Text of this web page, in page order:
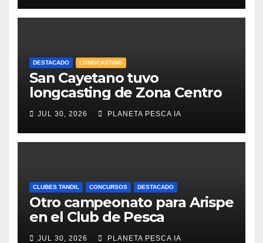
DESTACADO LONGCASTING
San Cayetano tuvo
longcasting de Zona Centro
JUL 30, 2026 PLANETA PESCA IA
CLUBES TANDIL CONCURSOS DESTACADO
Otro campeonato para Arispe
en el Club de Pesca
JUL 30, 2026 PLANETA PESCA IA